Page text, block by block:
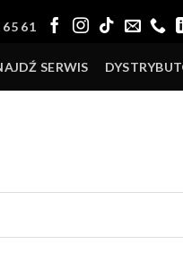
65 61
SERWIS